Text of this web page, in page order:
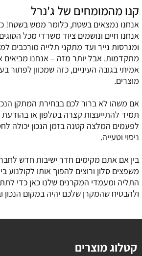
קנו מהמומחים של ג'נרל
אנחנו נמצאים בשטח, כלומר ממש בשטח!
אנחנו חיים ונושמים ציוד משרדי מכל
ומגרסות נייר ועד מתקני תלייה מורכבים
מתקדמות. אבל יותר מזה – אנחנו מביאים
אמיתי בגובה העיניים, כזה שמכוון לפתור
מוצרים.
אם משהו לא ברור לכם בבחירת המתקן
תמיד להתייעצות קצרה בטלפון או
לפעמים המלצה קטנה בזמן הנכון יכולה
ניסוי וטעייה.
בין אם אתם מקימים חדר ישיבות חדש
משפצים סלון ורוצים להפוך אותו לקולנוע
התליה ומעמדי המקרנים שלנו כאן כדי
ולהבטיח שהמקרן שלכם יהיה במקום הנכון
קטלוג מוצרים